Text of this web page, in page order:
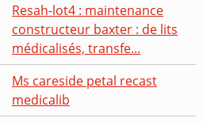
Resah-lot4 : maintenance
constructeur baxter : de lits
médicalisés, transfe...
Ms careside petal recast
medicalib